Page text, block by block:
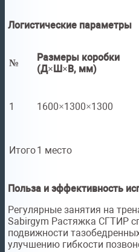
Логистические параметры
№
Размеры коробки
(Д×Ш×В, мм)
1 1600×1300×1300
Итого1 место
Польза и эффективность
Регулярные занятия на
Sabirgym Растяжка СГТИР
подвижности
улучшению гибкости